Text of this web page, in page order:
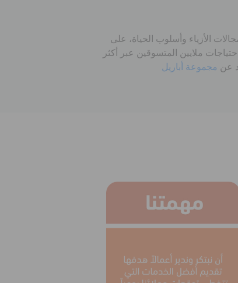
الأزياء وأسلوب الحياة، على
ملايين المتسوقين عبر أكثر
مجموعة أباريل